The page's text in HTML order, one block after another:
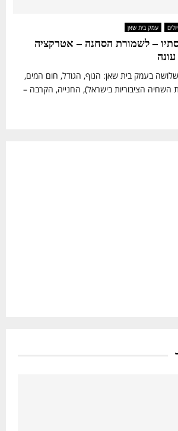
עמק בית שאן
– לשמורת הסחנה – אטרקציה
השלושה בעמק בית שאן: הנוף, הגודל, חום המים,
השחיה הציבוריות בישראל), החנייה, הקרבה –